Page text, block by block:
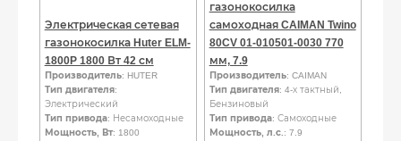
Электрическая сетевая
газонокосилка Huter ELM-
1800P 1800 Вт 42 см
Производитель: HUTER
Тип двигателя:
Электрический
Тип привода: Несамоходные
Мощность, Вт: 1800
газонокосилка
самоходная CAIMAN Twino
80CV 01-010501-0030 770
мм, 7.9
Производитель: CAIMAN
Тип двигателя: 4-х тактный,
Бензиновый
Тип привода: Самоходные
Мощность, л.с. : 7.9